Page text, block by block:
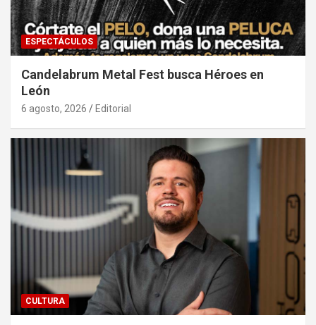
ESPECTÁCULOS
Candelabrum Metal Fest busca Héroes en
León
6 agosto, 2026 Editorial
CULTURA